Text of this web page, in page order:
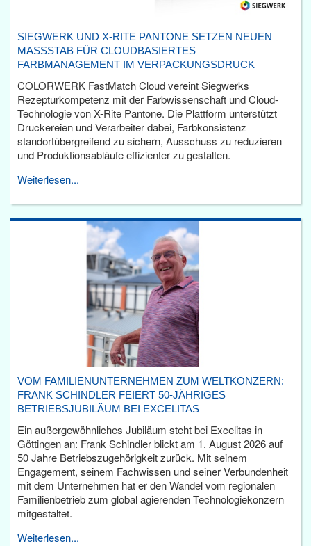
SIEGWERK UND X-RITE PANTONE SETZEN NEUEN
MASSSTAB FÜR CLOUDBASIERTES F
ARBMANAGEMENT IM VERPACKUNGSDRUCK
COLORWERK FastMatch Cloud vereint Siegwerks
Rezepturkompetenz mit der Farbwissenschaft und Cloud-
Technologie von X-Rite Pantone. Die Plattform unterstützt
Druckereien und Verarbeiter dabei, Farbkonsistenz
standortübergreifend zu sichern, Ausschuss zu reduzieren
und Produktionsabläufe effizienter zu gestalten.
Weiterlesen...
VOM FAMILIENUNTERNEHMEN ZUM WELTKONZERN:
FRANK SCHINDLER FEIERT 50-JÄHRIGES
BETRIEBSJUBILÄUM BEI EXCELITAS
Ein außergewöhnliches Jubiläum steht bei Excelitas in
Göttingen an: Frank Schindler blickt am 1. August 2026 auf
50 Jahre Betriebszugehörigkeit zurück. Mit seinem
Engagement, seinem Fachwissen und seiner Verbundenheit
mit dem Unternehmen hat er den Wandel vom regionalen
Familienbetrieb zum global agierenden Technologiekonzern
mitgestaltet.
Weiterlesen...